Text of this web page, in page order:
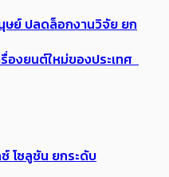
ษย์ ปลดล็อกงานวิจัย ยก
องยนต์ใหม่ของประเทศ
โซลูชัน ยกระดับ